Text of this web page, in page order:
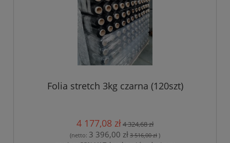
Folia stretch 3kg czarna (120szt)
4 177,08 zł4 324,68 zł
(netto: 3 396,00 zł 3 516,00 zł )